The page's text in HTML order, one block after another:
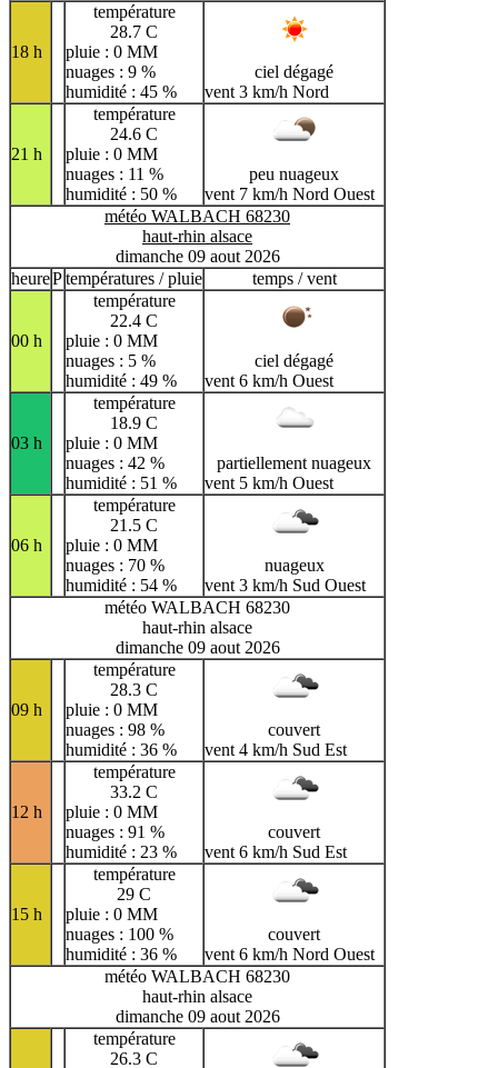
18 h
température
28.7 C
pluie : 0 MM
nuages : 9 %
humidité : 45 %
ciel dégagé
vent 3 km/h Nord
21 h
température
24.6 C
pluie : 0 MM
nuages : 11 %
humidité : 50 %
peu nuageux
vent 7 km/h Nord Ouest
météo WALBACH 68230
haut-rhin alsace
dimanche 09 aout 2026
heurePtempératures / pluie temps / vent
00 h
température
22.4 C
pluie : 0 MM
nuages : 5 %
humidité : 49 %
ciel dégagé
vent 6 km/h Ouest
03 h
température
18.9 C
pluie : 0 MM
nuages : 42 %
humidité : 51 %
partiellement nuageux
vent 5 km/h Ouest
06 h
température
21.5 C
pluie : 0 MM
nuages : 70 %
humidité : 54 %
nuageux
vent 3 km/h Sud Ouest
météo WALBACH 68230
haut-rhin alsace
dimanche 09 aout 2026
09 h
température
28.3 C
pluie : 0 MM
nuages : 98 %
humidité : 36 %
couvert
vent 4 km/h Sud Est
12 h
température
33.2 C
pluie : 0 MM
nuages : 91 %
humidité : 23 %
couvert
vent 6 km/h Sud Est
15 h
température
29 C
pluie : 0 MM
nuages : 100 %
humidité : 36 %
couvert
vent 6 km/h Nord Ouest
météo WALBACH 68230
haut-rhin alsace
dimanche 09 aout 2026
température
26.3 C